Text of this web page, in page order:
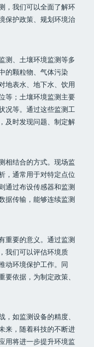
，我们可以全面了解环
保护政策、规划环境治
测、土壤环境监测等多
的颗粒物、气体污染
地表水、地下水、饮用
等；土壤环境监测主要
况等。通过这些监测工
及时发现问题、制定解
相结合的方式。现场监
，通常用于对特定点位
通过布设传感器和监测
据传输，能够连续监测
重要的意义。通过监测
我们可以评估环境质
动环境保护工作。同
依据，为制定政策、
如监测设备的精度、
来，随着科技的不断进
用将进一步提升环境监